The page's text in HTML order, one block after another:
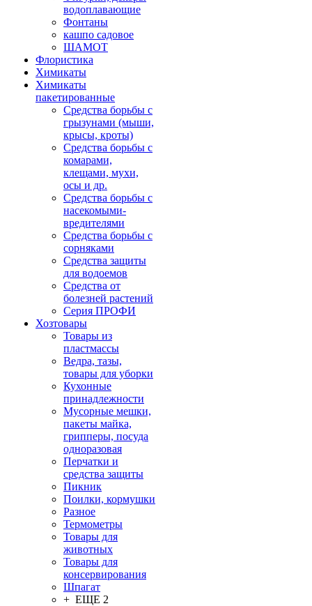
водоплавающие
Фонтаны
кашпо садовое
ШАМОТ
Флористика
Химикаты
Химикаты
пакетированные
Средства борьбы с
грызунами (мыши,
крысы, кроты)
Средства борьбы с
комарами,
клещами, мухи,
осы и др.
Средства борьбы с
насекомыми-
вредителями
Средства борьбы с
сорняками
Средства защиты
для водоемов
Средства от
болезней растений
Серия ПРОФИ
Хозтовары
Товары из
пластмассы
Ведра, тазы,
товары для уборки
Кухонные
принадлежности
Мусорные мешки,
пакеты майка,
грипперы, посуда
одноразовая
Перчатки и
средства защиты
Пикник
Поилки, кормушки
Разное
Термометры
Товары для
животных
Товары для
консервирования
Шпагат
+ ЕЩЕ 2